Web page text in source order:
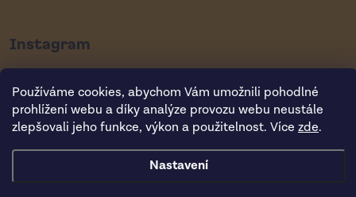
Používáme cookies, abychom Vám umožnili pohodlné
prohlížení webu a díky analýze provozu webu neustále
zlepšovali jeho funkce, výkon a použitelnost. Více zde.
Nastavení
Instagram